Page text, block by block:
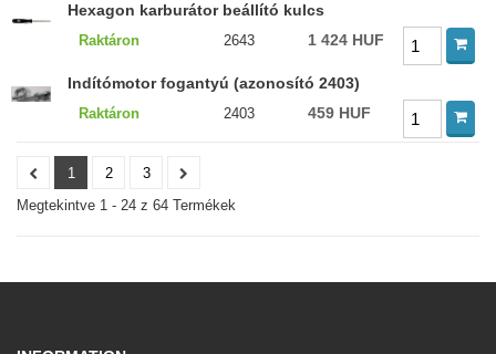
Hexagon karburátor beállító kulcs
Raktáron 2643 1 424 HUF
Indítómotor fogantyú (azonosító 2403)
Raktáron 2403 459 HUF
1 2
3
Megtekintve 1 - 24 z 64 Termékek